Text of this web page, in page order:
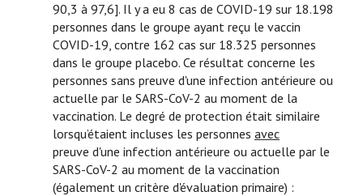
90,3 à 97,6]. Il y a eu 8 cas de COVID-19 sur 18.198
personnes dans le groupe ayant reçu le vaccin
COVID-19, contre 162 cas sur 18.325 personnes
dans le groupe placebo. Ce résultat concerne les
personnes sans preuve d'une infection antérieure ou
actuelle par le SARS-CoV-2 au moment de la
vaccination. Le degré de protection était similaire
lorsqu’étaient incluses les personnes avec
preuve d'une infection antérieure ou actuelle par le
SARS-CoV-2 au moment de la vaccination
(également un critère d'évaluation primaire) :